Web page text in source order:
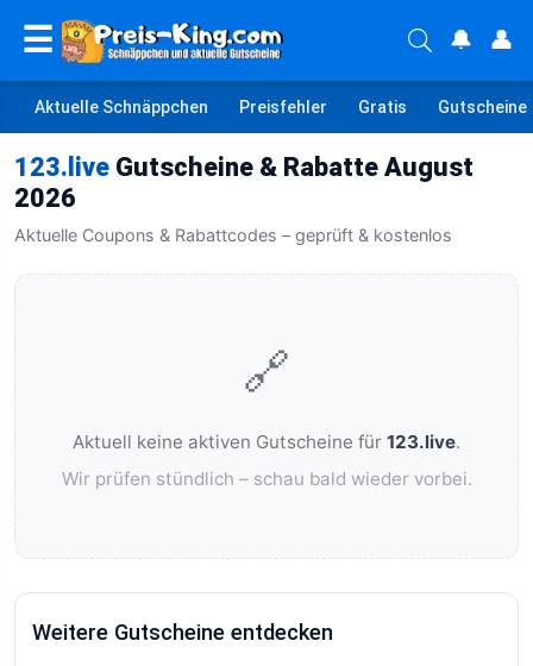
☰ 🔔 👤
Aktuelle Schnäppchen Preisfehler Gratis Gutscheine
123.live Gutscheine & Rabatte August
2026
Aktuelle Coupons & Rabattcodes – geprüft & kostenlos
🔗
Aktuell keine aktiven Gutscheine für 123.live.
Wir prüfen stündlich – schau bald wieder vorbei.
Weitere Gutscheine entdecken